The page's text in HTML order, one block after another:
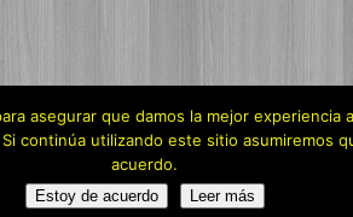
asegurar que damos la mejor experiencia
continúa utilizando este sitio asumiremos
acuerdo.
Estoy de acuerdo Leer más